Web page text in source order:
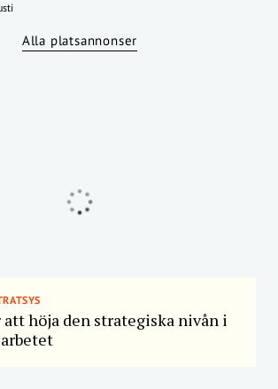
Alla platsannonser
att höja den strategiska nivån i